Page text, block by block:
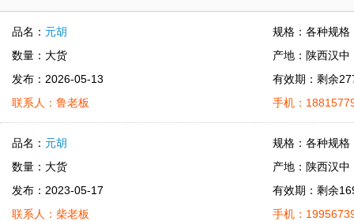
品名： 元胡
数量：大货
发布：2026-05-13
联系人：鲁老板
规格：各种规格
产地：陕西汉中
有效期：剩余
手机：
品名： 元胡
数量：大货
发布：2023-05-17
联系人：柴老板
规格：各种规格
产地：陕西汉中
有效期：剩余
手机：